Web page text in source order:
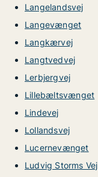
Langelandsvej
Langevænget
Langkærvej
Langtvedvej
Lerbjergvej
Lillebæltsvænget
Lindevej
Lollandsvej
Lucernevænget
Ludvig Storms Vej